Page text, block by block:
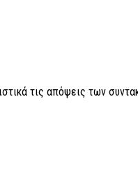
τις απόψεις των